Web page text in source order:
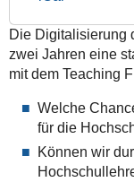
10-
06T09:00:00+02:00
2022-
06T16:30:00+02:00
Die Digitalisierung
zwei Jahren eine
mit dem Teaching
Welche
für die
Können wir